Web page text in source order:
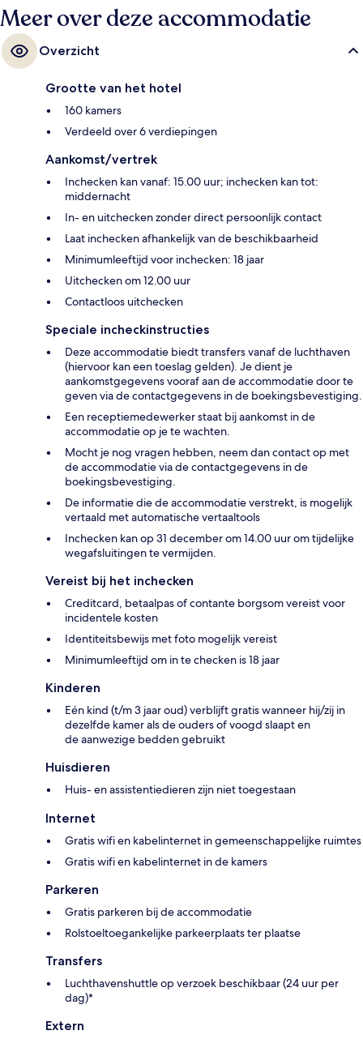
Meer over deze accommodatie
Overzicht
Grootte van het hotel
160 kamers
Verdeeld over 6 verdiepingen
Aankomst/vertrek
Inchecken kan vanaf: 15.00 uur; inchecken kan tot:
middernacht
In- en uitchecken zonder direct persoonlijk contact
Laat inchecken afhankelijk van de beschikbaarheid
Minimumleeftijd voor inchecken: 18 jaar
Uitchecken om 12.00 uur
Contactloos uitchecken
Speciale incheckinstructies
Deze accommodatie biedt transfers vanaf de luchthaven
(hiervoor kan een toeslag gelden). Je dient je
aankomstgegevens vooraf aan de accommodatie door te
geven via de contactgegevens in de boekingsbevestiging.
Een receptiemedewerker staat bij aankomst in de
accommodatie op je te wachten.
Mocht je nog vragen hebben, neem dan contact op met
de accommodatie via de contactgegevens in de
boekingsbevestiging.
De informatie die de accommodatie verstrekt, is mogelijk
vertaald met automatische vertaaltools
Inchecken kan op 31 december om 14.00 uur om tijdelijke
wegafsluitingen te vermijden.
Vereist bij het inchecken
Creditcard, betaalpas of contante borgsom vereist voor
incidentele kosten
Identiteitsbewijs met foto mogelijk vereist
Minimumleeftijd om in te checken is 18 jaar
Kinderen
Eén kind (t/m 3 jaar oud) verblijft gratis wanneer hij/zij in
dezelfde kamer als de ouders of voogd slaapt en
de aanwezige bedden gebruikt
Huisdieren
Huis- en assistentiedieren zijn niet toegestaan
Internet
Gratis wifi en kabelinternet in gemeenschappelijke ruimtes
Gratis wifi en kabelinternet in de kamers
Parkeren
Gratis parkeren bij de accommodatie
Rolstoeltoegankelijke parkeerplaats ter plaatse
Transfers
Luchthavenshuttle op verzoek beschikbaar (24 uur per
dag)*
Extern